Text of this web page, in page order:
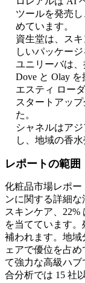
ツールを発売
めています。
資生堂は、ス
しいパッケージ
ユニリーバは
Dove と Olay を
エスティ ロー
スタートアッ
た。
シャネルはア
し、地域の香水
レポートの範囲
化粧品市場レポー
ンに関する詳細
スキンケア、22%
を当てています
補われます。地域
ェアで優位を占
て強力な高級ハ
合分析では 15 社